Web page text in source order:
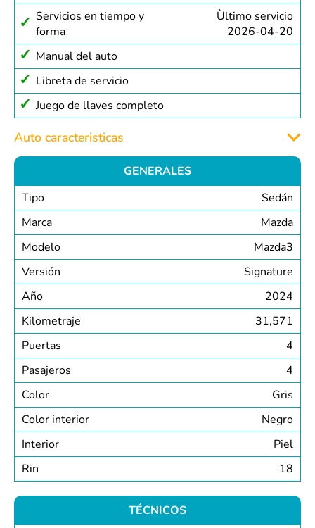
Servicios en tiempo y
forma
Ùltimo servicio
2026-04-20
Manual del auto
Libreta de servicio
Juego de llaves completo
Auto caracteristicas
GENERALES
Tipo
Sedán
Marca
Mazda
Modelo
Mazda3
Versión
Signature
Año
2024
Kilometraje
31,571
Puertas
4
Pasajeros
4
Color
Gris
Color interior
Negro
Interior
Piel
Rin
18
TÉCNICOS